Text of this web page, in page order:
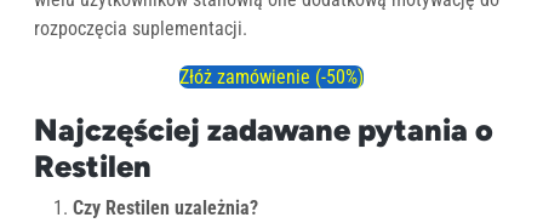
rozpoczęcia suplementacji.
Złóż zamówienie (-50%)
Najczęściej zadawane pytania o
Restilen
Czy Restilen uzależnia?